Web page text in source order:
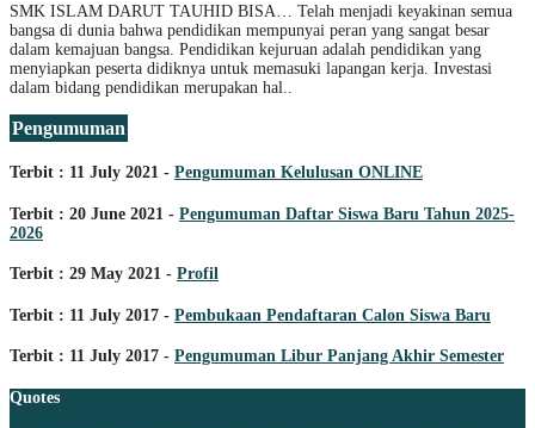
SMK ISLAM DARUT TAUHID BISA… Telah menjadi keyakinan semua
bangsa di dunia bahwa pendidikan mempunyai peran yang sangat besar
dalam kemajuan bangsa. Pendidikan kejuruan adalah pendidikan yang
menyiapkan peserta didiknya untuk memasuki lapangan kerja. Investasi
dalam bidang pendidikan merupakan hal..
Pengumuman
Terbit : 11 July 2021 - Pengumuman Kelulusan ONLINE
Terbit : 20 June 2021 - Pengumuman Daftar Siswa Baru Tahun 2025-
2026
Terbit : 29 May 2021 - Profil
Terbit : 11 July 2017 - Pembukaan Pendaftaran Calon Siswa Baru
Terbit : 11 July 2017 - Pengumuman Libur Panjang Akhir Semester
Quotes